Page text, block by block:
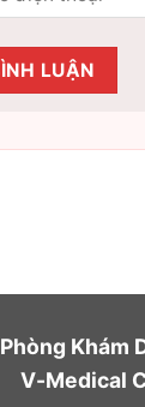
Phòng Khám
V-Medical